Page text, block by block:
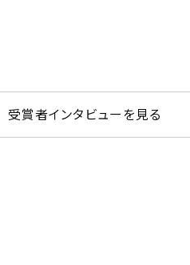
受賞者インタビューを見る